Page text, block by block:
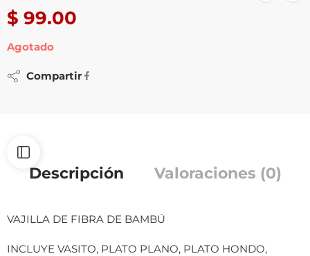
$ 99.00
Agotado
Compartir
Descripción Valoraciones (0)
VAJILLA DE FIBRA DE BAMBÚ
INCLUYE VASITO, PLATO PLANO, PLATO HONDO,